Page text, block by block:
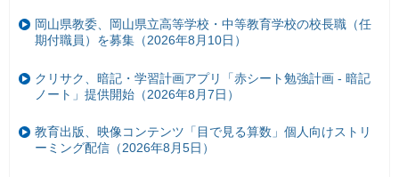
岡山県教委、岡山県立高等学校・中等教育学校の校長職（任
期付職員）を募集（2026年8月10日）
クリサク、暗記・学習計画アプリ「赤シート勉強計画 - 暗記
ノート」提供開始（2026年8月7日）
教育出版、映像コンテンツ「目で見る算数」個人向けストリ
ーミング配信（2026年8月5日）